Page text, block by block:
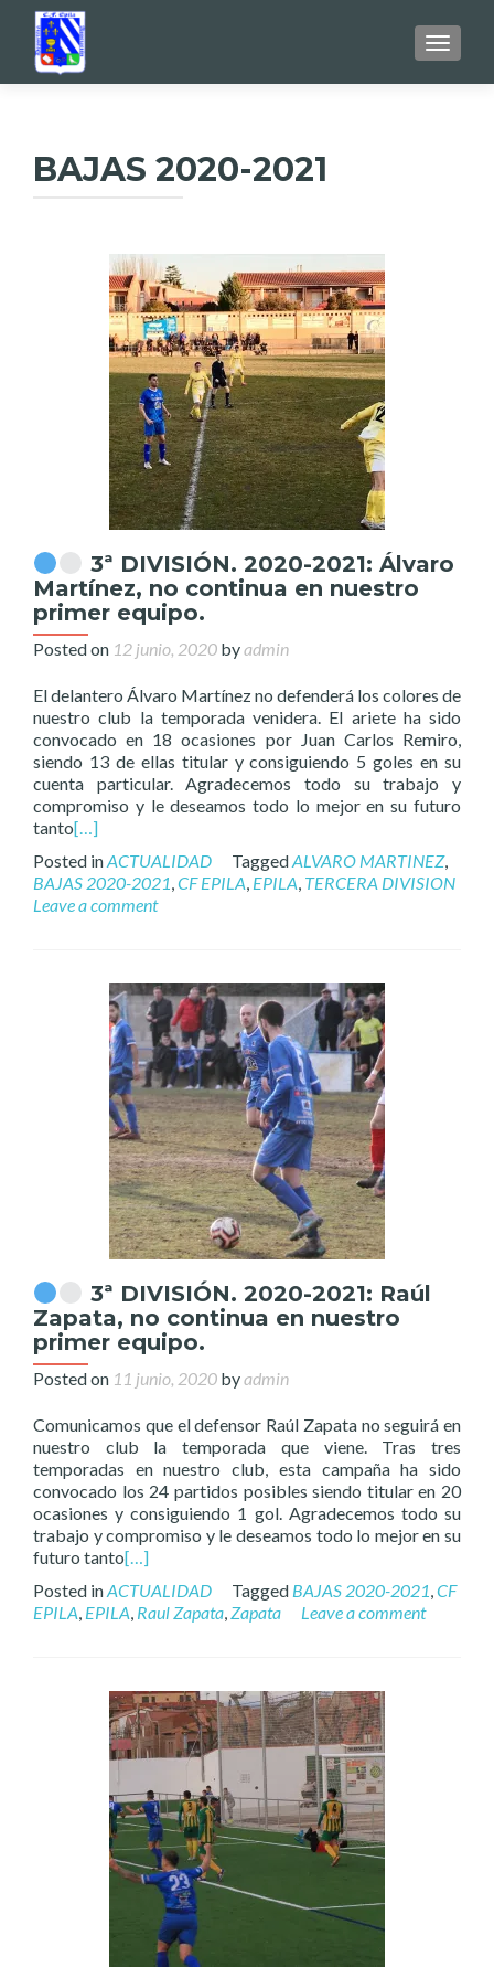
BAJAS 2020-2021
3ª DIVISIÓN. 2020-2021: Álvaro
Martínez, no continua en nuestro
primer equipo.
Posted on 12 junio, 2020 byadmin
El delantero Álvaro Martínez no defenderá los colores de
nuestro club la temporada venidera. El ariete ha sido
convocado en 18 ocasiones por Juan Carlos Remiro,
siendo 13 de ellas titular y consiguiendo 5 goles en su
cuenta particular. Agradecemos todo su trabajo y
compromiso y le deseamos todo lo mejor en su futuro
tanto[…]
Posted inACTUALIDAD TaggedALVARO MARTINEZ,
BAJAS 2020-2021,CF EPILA, EPILA, TERCERA DIVISION
Leave a comment
3ª DIVISIÓN. 2020-2021: Raúl
Zapata, no continua en nuestro
primer equipo.
Posted on 11 junio, 2020 byadmin
Comunicamos que el defensor Raúl Zapata no seguirá en
nuestro club la temporada que viene. Tras tres
temporadas en nuestro club, esta campaña ha sido
convocado los 24 partidos posibles siendo titular en 20
ocasiones y consiguiendo 1 gol. Agradecemos todo su
trabajo y compromiso y le deseamos todo lo mejor en su
futuro tanto[…]
Posted inACTUALIDAD Tagged BAJAS 2020-2021,CF
EPILA, EPILA, Raul Zapata,Zapata Leave a comment